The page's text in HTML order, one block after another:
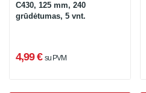
C430, 125 mm, 240
grūdėtumas, 5 vnt.
4,99 € su PVM